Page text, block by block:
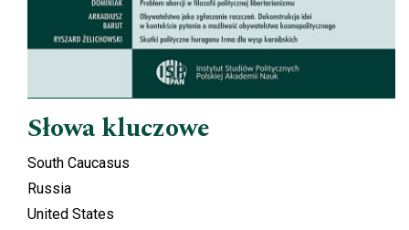
Słowa kluczowe
South Caucasus
Russia
United States